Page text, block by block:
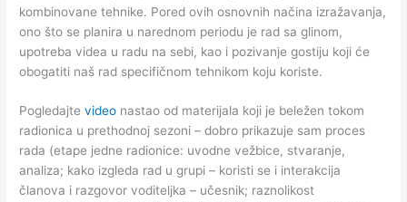
kombinovane tehnike. Pored ovih osnovnih načina izražavanja,
ono što se planira u narednom periodu je rad sa glinom,
upotreba videa u radu na sebi, kao i pozivanje gostiju koji će
obogatiti naš rad specifičnom tehnikom koju koriste.
Pogledajtevideo nastao od materijala koji je beležen tokom
radionica u prethodnoj sezoni – dobro prikazuje sam proces
rada (etape jedne radionice: uvodne vežbice, stvaranje,
analiza; kako izgleda rad u grupi – koristi se i interakcija
članova i razgovor voditeljka – učesnik; raznolikost